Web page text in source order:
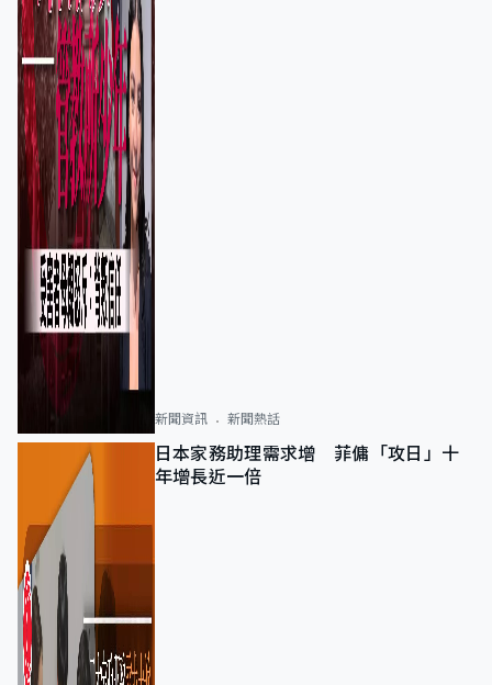
新聞資訊 新聞熱話
日本家務助理需求增 菲傭「攻日」十
年增長近一倍